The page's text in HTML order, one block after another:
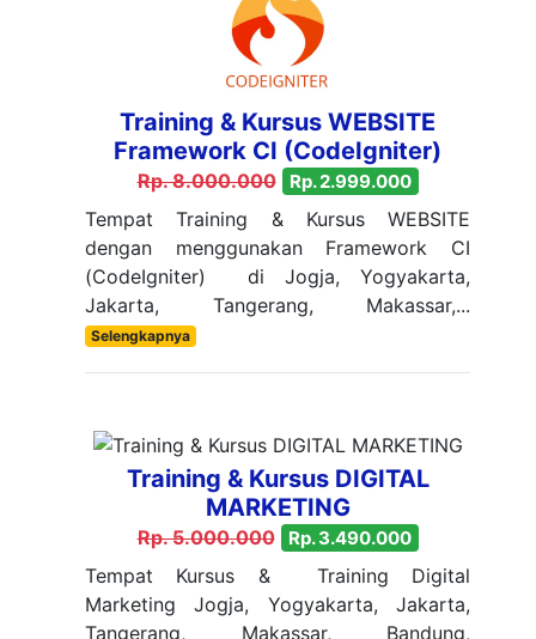
Training & Kursus WEBSITE
Framework CI (CodeIgniter)
Rp. 8.000.000 Rp. 2.999.000
Tempat Training & Kursus WEBSITE
dengan menggunakan Framework CI
(CodeIgniter) di Jogja, Yogyakarta,
Jakarta, Tangerang, Makassar,...
Selengkapnya
Training & Kursus DIGITAL
MARKETING
Rp. 5.000.000 Rp. 3.490.000
Tempat Kursus & Training Digital
Marketing Jogja, Yogyakarta, Jakarta,
Tangerang, Makassar, Bandung,